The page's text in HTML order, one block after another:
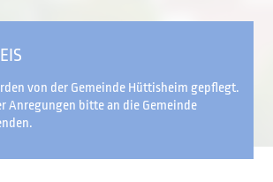
von der Gemeinde Hüttisheim gepflegt.
Anregungen bitte an die Gemeinde